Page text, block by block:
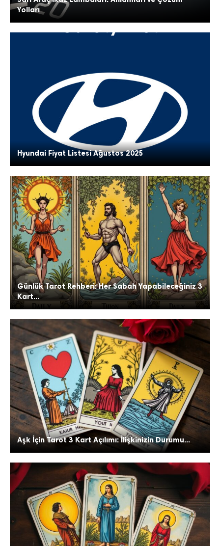
Yolları
Hyundai Fiyat Listesi Ağustos 2025
Günlük Tarot Rehberi: Her Sabah Yapabileceğiniz 3
Kart...
Aşk İçin Tarot 3 Kart Açılımı: İlişkinizin Durumu...